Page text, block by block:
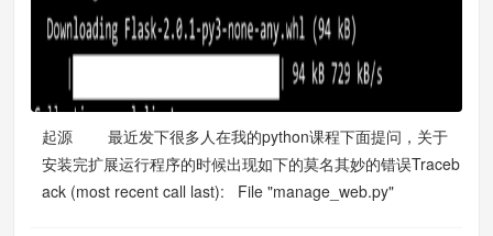
起源 最近发下很多人在我的python课程下面提问，关于
安装完扩展运行程序的时候出现如下的莫名其妙的错误Traceb
ack (most recent call last): File "manage_web.py"